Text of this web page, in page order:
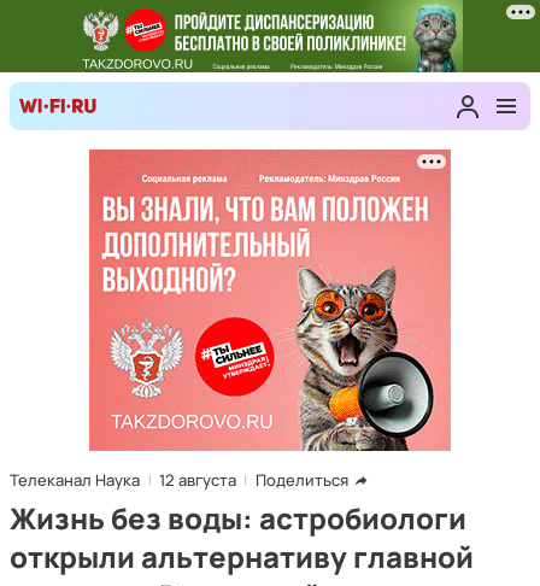
Телеканал Наука 12 августа Поделиться
Жизнь без воды: астробиологи
открыли альтернативу главной